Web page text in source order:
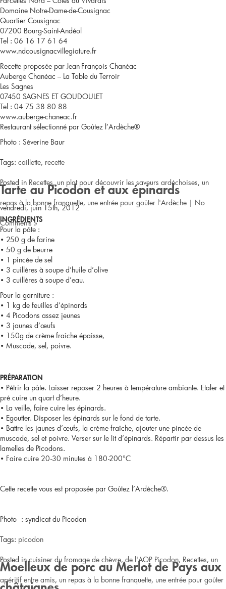
Domaine Notre-Dame-de-Cousignac
Quartier Cousignac
07200 Bourg-Saint-Andéol
Tel : 06 16 17 61 64
www.ndcousignacvillegiature.fr
Recette proposée par Jean-François Chanéac
Auberge Chanéac – La Table du Terroir
Les Sagnes
07450 SAGNES ET GOUDOULET
Tel : 04 75 38 80 88
www.auberge-chaneac.fr
Restaurant sélectionné par Goûtez l’Ardèche®
Photo : Séverine Baur
Tags: caillette, recette
Posted in Recettes,un plat pour découvrir les saveurs ardéchoises, un
repas à la bonne franquette, une entrée pour goûter l'Ardèche | No
Comments »
Tarte au Picodon et aux épinards
vendredi, juin 15th, 2012
INGRÉDIENTS
Pour la pâte :
• 250 g de farine
• 50 g de beurre
• 1 pincée de sel
• 3 cuillères à soupe d’huile d’olive
• 3 cuillères à soupe d’eau.
Pour la garniture :
• 1 kg de feuilles d’épinards
• 4 Picodons assez jeunes
• 3 jaunes d’œufs
• 150g de crème fraîche épaisse,
• Muscade, sel, poivre.
PRÉPARATION
• Pétrir la pâte. Laisser reposer 2 heures à température ambiante. Etaler et
pré cuire un quart d’heure.
• La veille, faire cuire les épinards.
• Egoutter. Disposer les épinards sur le fond de tarte.
• Battre les jaunes d’œufs, la crème fraîche, ajouter une pincée de
muscade, sel et poivre. Verser sur le lit d’épinards. Répartir par dessus les
lamelles de Picodons.
• Faire cuire 20-30 minutes à 180-200°C
Cette recette vous est proposée par Goûtez l’Ardèche®.
Photo : syndicat du Picodon
Tags: picodon
Posted incuisiner du fromage de chèvre, de l'AOP Picodon, Recettes, un
apéritif entre amis, un repas à la bonne franquette, une entrée pour goûter
Moelleux de porc au Merlot de Pays aux
châtaignes